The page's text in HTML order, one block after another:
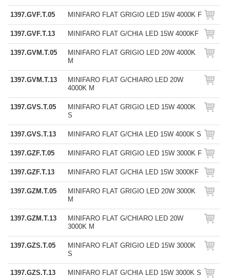
1397.GVF.T.05 MINIFARO FLAT GRIGIO LED 15W 4000K F
1397.GVF.T.13 MINIFARO FLAT G/CHIA LED 15W 4000KF
1397.GVM.T.05
MINIFARO FLAT GRIGIO LED 20W 4000K
M
1397.GVM.T.13
MINIFARO FLAT G/CHIARO LED 20W
4000K M
1397.GVS.T.05
MINIFARO FLAT GRIGIO LED 15W 4000K
S
1397.GVS.T.13 MINIFARO FLAT G/CHIA LED 15W 4000K S
1397.GZF.T.05 MINIFARO FLAT GRIGIO LED 15W 3000K F
1397.GZF.T.13 MINIFARO FLAT G/CHIA LED 15W 3000KF
1397.GZM.T.05
MINIFARO FLAT GRIGIO LED 20W 3000K
M
1397.GZM.T.13
MINIFARO FLAT G/CHIARO LED 20W
3000K M
1397.GZS.T.05
MINIFARO FLAT GRIGIO LED 15W 3000K
S
1397.GZS.T.13 MINIFARO FLAT G/CHIA LED 15W 3000K S